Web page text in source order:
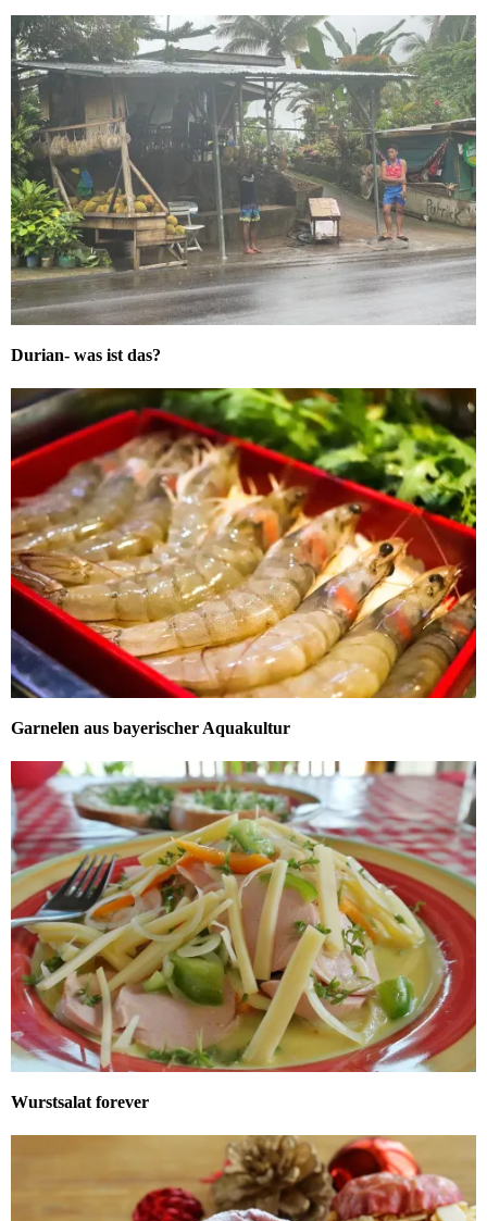
Durian- was ist das?
Garnelen aus bayerischer Aquakultur
Wurstsalat forever